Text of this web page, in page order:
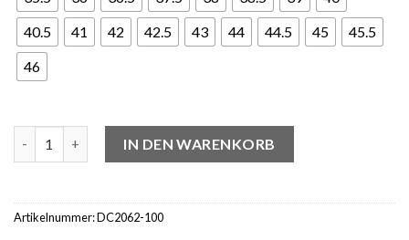
40.5
41 42 42.5 43 44 44.5 45
45.5
46
IN DEN WARENKORB
Artikelnummer:DC2062-100